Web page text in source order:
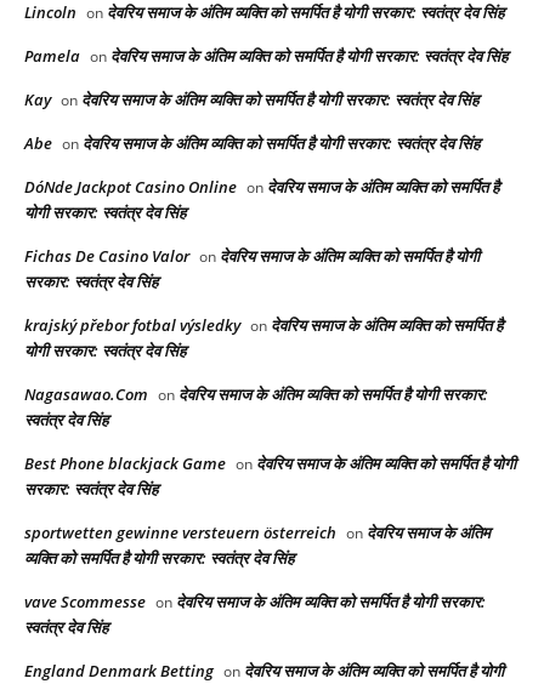
Lincoln on देवरिय समाज के अंतिम व्यक्ति को समर्पित है योगी सरकार: स्वतंत्र देव सिंह
Pamela on देवरिय समाज के अंतिम व्यक्ति को समर्पित है योगी सरकार: स्वतंत्र देव सिंह
Kay on देवरिय समाज के अंतिम व्यक्ति को समर्पित है योगी सरकार: स्वतंत्र देव सिंह
Abe on देवरिय समाज के अंतिम व्यक्ति को समर्पित है योगी सरकार: स्वतंत्र देव सिंह
DóNde Jackpot Casino Online on देवरिय समाज के अंतिम व्यक्ति को समर्पित है
योगी सरकार: स्वतंत्र देव सिंह
Fichas De Casino Valor on देवरिय समाज के अंतिम व्यक्ति को समर्पित है योगी
सरकार: स्वतंत्र देव सिंह
krajský přebor fotbal výsledky on देवरिय समाज के अंतिम व्यक्ति को समर्पित है
योगी सरकार: स्वतंत्र देव सिंह
Nagasawao.Com on देवरिय समाज के अंतिम व्यक्ति को समर्पित है योगी सरकार:
स्वतंत्र देव सिंह
Best Phone blackjack Game on देवरिय समाज के अंतिम व्यक्ति को समर्पित है योगी
सरकार: स्वतंत्र देव सिंह
sportwetten gewinne versteuern österreich on देवरिय समाज के अंतिम
व्यक्ति को समर्पित है योगी सरकार: स्वतंत्र देव सिंह
vave Scommesse on देवरिय समाज के अंतिम व्यक्ति को समर्पित है योगी सरकार:
स्वतंत्र देव सिंह
England Denmark Betting on देवरिय समाज के अंतिम व्यक्ति को समर्पित है योगी